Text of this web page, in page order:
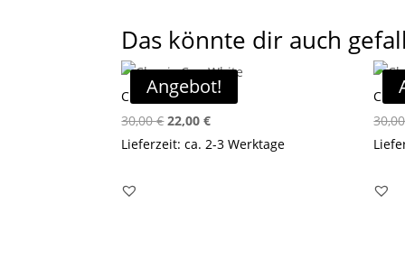
Das könnte dir auch
Angebot!
Classic Cap White
30,00€Ursprünglicher
Preis
22,00€Aktueller
Preis
Lieferzeit: ca. 2-3 Werktage